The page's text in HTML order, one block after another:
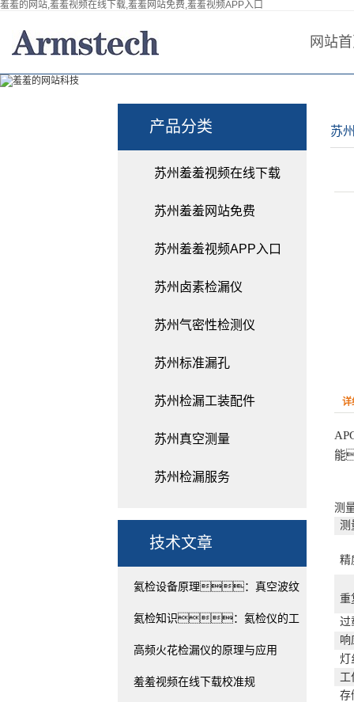
羞羞的网站,羞羞视频在线下载,羞羞网站免费,羞羞视频APP入口
网站
产品分类
苏州羞羞视频在线下载
苏州羞羞网站免费
苏州羞羞视频APP入口
苏州卤素检漏仪
苏州气密性检测仪
苏州标准漏孔
苏州检漏工装配件
苏州真空测量
苏州检漏服务
技术文章
氦检设备原理：真空波纹
管的...
氦检知识：氦检仪的工
作原理...
高频火花检漏仪的原理与应用
羞羞视频在线下载校准规
苏
详
AP
能
测
测
精
重
过
响
灯
⼯
存